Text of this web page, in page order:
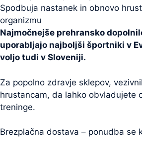
Spodbuja nastanek in obnovo
organizmu
Najmočnejše prehransko
uporabljajo najboljši športniki v
voljo tudi v Sloveniji.
Za popolno zdravje sklepov,
hrustancam, da lahko obvladujete
treninge.
Brezplačna dostava – ponudba se